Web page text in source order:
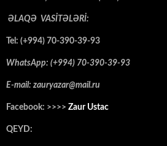
ƏLAQƏ VASİTƏLƏRİ:
Tel: (+994) 70-390-39-93
WhatsApp: (+994) 70-390-39-93
E-mail: zauryazar@mail.ru
Facebook: >>>> Zaur Ustac
QEYD: